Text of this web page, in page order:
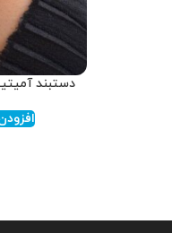
دستبند